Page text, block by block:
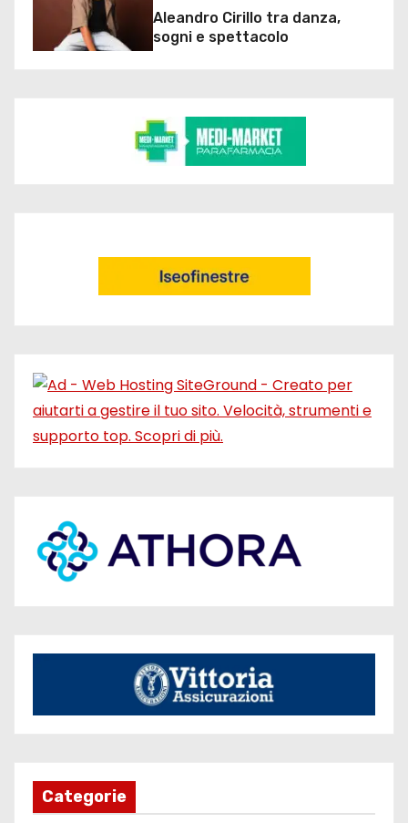
Aleandro Cirillo tra danza,
sogni e spettacolo
Categorie